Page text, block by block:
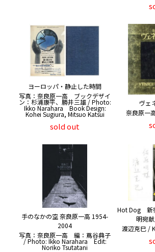
ヨーロッパ・静止した時間
写真：奈良原一高 ブックデザイ
ン：杉浦康平、勝井三雄 / Photo:
Ikko Narahara Book Design:
Kohei Sugiura, Mitsuo Katsui
sold out
ヴェ
奈良原一
手のなかの空 奈良原一高 1954-
2004
写真：奈良原一高 編：蔦谷典子
/ Photo: Ikko Narahara Edit:
Noriko Tsutatani
Hot Dog 新
明宛献
渡辺克巳 /